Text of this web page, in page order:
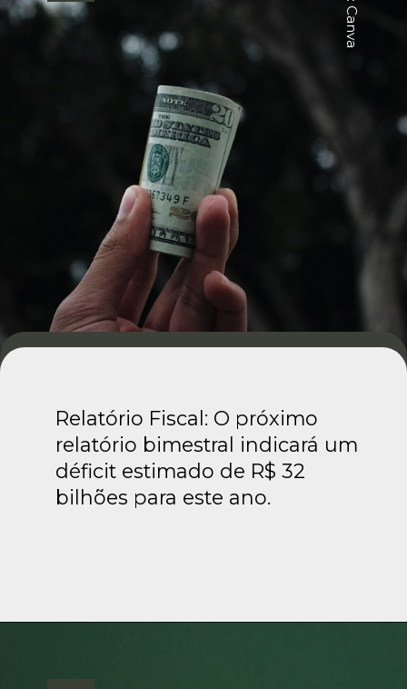
Relatório Fiscal: O próximo
relatório bimestral indicará um
déficit estimado de R$ 32
bilhões para este ano.